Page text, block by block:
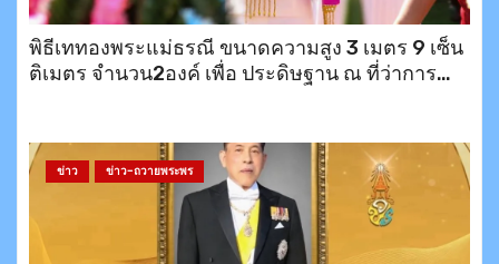
พิธีเททองพระแม่ธรณี ขนาดความสูง 3 เมตร 9 เซ็น
ติเมตร จำนวน2องค์ เพื่อ ประดิษฐาน ณ ที่ว่าการ
พระตำหนักพัทยา
ข่าว ข่าว-ถวายพระพร